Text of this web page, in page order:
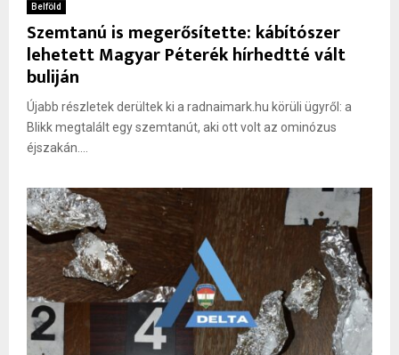
Belföld
Szemtanú is megerősítette: kábítószer
lehetett Magyar Péterék hírhedtté vált
buliján
Újabb részletek derültek ki a radnaimark.hu körüli ügyről: a
Blikk megtalált egy szemtanút, aki ott volt az ominózus
éjszakán....